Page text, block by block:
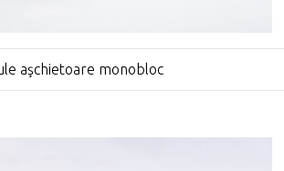
aşchietoare monobloc